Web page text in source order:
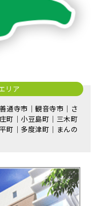
リア
通寺市｜観音寺市｜さ
町｜小豆島町｜三木町
町｜多度津町｜まんの